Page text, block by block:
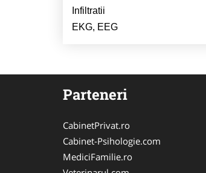
Infiltratii
EKG, EEG
Parteneri
CabinetPrivat.ro
Cabinet-Psihologie.com
MediciFamilie.ro